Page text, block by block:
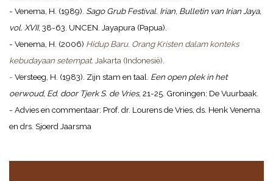
- Venema, H. (1989). Sago Grub Festival. Irian Bulletin van Irian Jaya,
vol. XVII, 38-63. UNCEN. Jayapura (Papua).
- Venema, H. (2006) Hidup Baru. Orang Kristen dalam konteks
kebudayaan setempat. Jakarta (Indonesië).
- Versteeg, H. (1983). Zijn stam en taal. Een open plek in het
oerwoud, Ed. door Tjerk S. de Vries, 21-25. Groningen: De Vuurbaak.
- Advies en commentaar: Prof. dr. Lourens de Vries, ds. Henk Venema
en drs. Sjoerd Jaarsma